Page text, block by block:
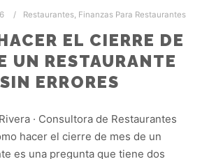
Restaurantes, Finanzas Para Restaurantes
EL CIERRE DE
UN RESTAURANTE
SIN ERRORES
· Consultora de Restaurantes
hacer el cierre de mes de un
es una pregunta que tiene dos